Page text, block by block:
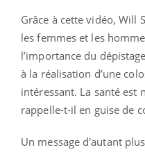
Grâce à cette vidéo, Will
les femmes et les
l’importance du
à la réalisation d’une
intéressant. La santé est
rappelle-t-il en guise de
Un message d'autant